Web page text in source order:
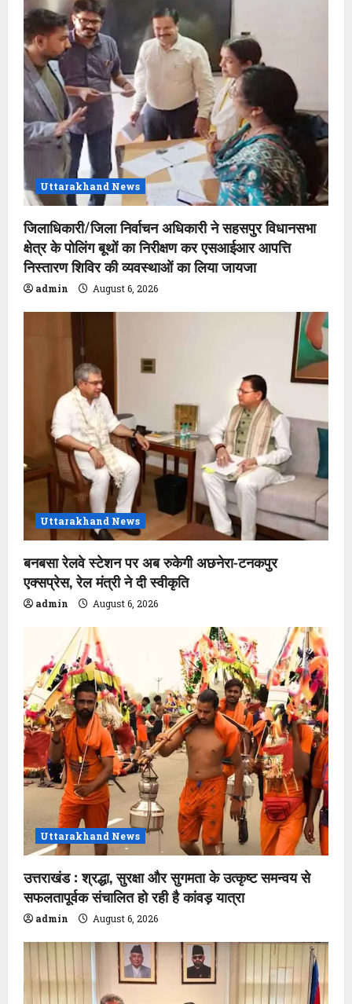
Uttarakhand News
जिलाधिकारी/जिला निर्वाचन अधिकारी ने सहसपुर विधानसभा
क्षेत्र के पोलिंग बूथों का निरीक्षण कर एसआईआर आपत्ति
निस्तारण शिविर की व्यवस्थाओं का लिया जायजा
admin August 6, 2026
Uttarakhand News
बनबसा रेलवे स्टेशन पर अब रुकेगी अछनेरा-टनकपुर
एक्सप्रेस, रेल मंत्री ने दी स्वीकृति
admin August 6, 2026
Uttarakhand News
उत्तराखंड : श्रद्धा, सुरक्षा और सुगमता के उत्कृष्ट समन्वय से
सफलतापूर्वक संचालित हो रही है कांवड़ यात्रा
admin August 6, 2026